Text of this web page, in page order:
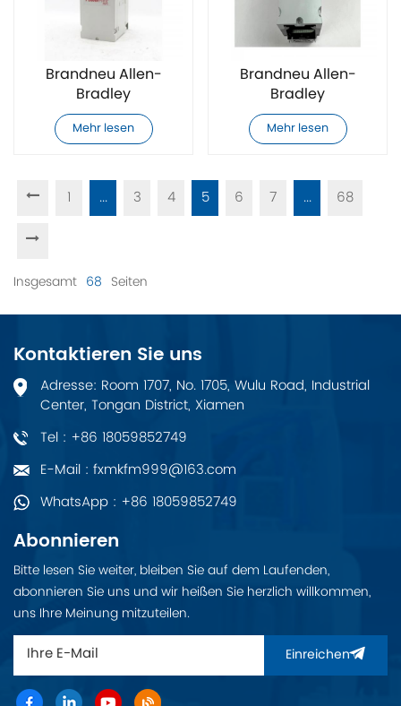
Brandneu Allen-
Bradley
20F11NE027AA0NNNNN
AC Frequenzumrichter
Mehr lesen
Brandneu Allen-
Bradley
20F11NE032AA0NNNNN
AC Frequenzumrichter
Mehr lesen
1 ... 3 4 5 6 7 ... 68
Insgesamt 68 Seiten
Kontaktieren Sie uns
Adresse: Room 1707, No. 1705, Wulu Road, Industrial
Center, Tongan District, Xiamen
Tel : +86 18059852749
E-Mail : fxmkfm999@163.com
WhatsApp : +86 18059852749
Abonnieren
Bitte lesen Sie weiter, bleiben Sie auf dem Laufenden,
abonnieren Sie uns und wir heißen Sie herzlich willkommen,
uns Ihre Meinung mitzuteilen.
Einreichen